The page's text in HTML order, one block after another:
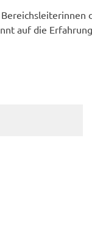
auf die